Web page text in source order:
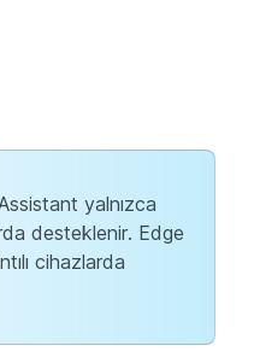
yalnızca
desteklenir. Edge
cihazlarda